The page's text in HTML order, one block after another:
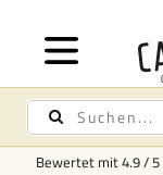
Bewertet mit4.9/5